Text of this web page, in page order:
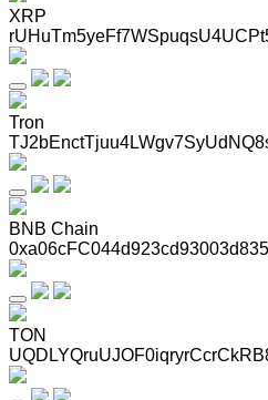
XRP
Tron
BNB Chain
TON